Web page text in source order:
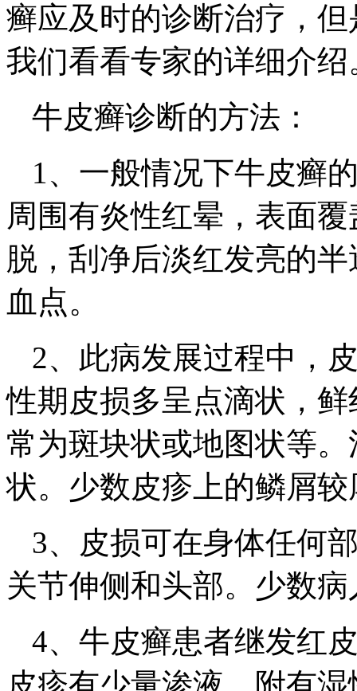
癣应及时的诊断治疗，
我们看看专家的详细介绍
牛皮癣诊断的方法：
1、一般情况下牛皮癣
周围有炎性红晕，表面
脱，刮净后淡红发亮的
血点。
2、此病发展过程中，
性期皮损多呈点滴状，
常为斑块状或地图状等
状。少数皮疹上的鳞屑
3、皮损可在身体任何
关节伸侧和头部。少数
4、牛皮癣患者继发红